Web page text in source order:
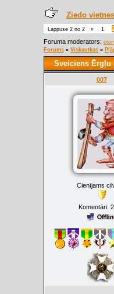
Ziedo
Lappuse 2 no 2 « 1
Foruma moderators:
Forums » Viskautkas »
Sveiciens Ērgļu
007
Cienījams
Komentāri: